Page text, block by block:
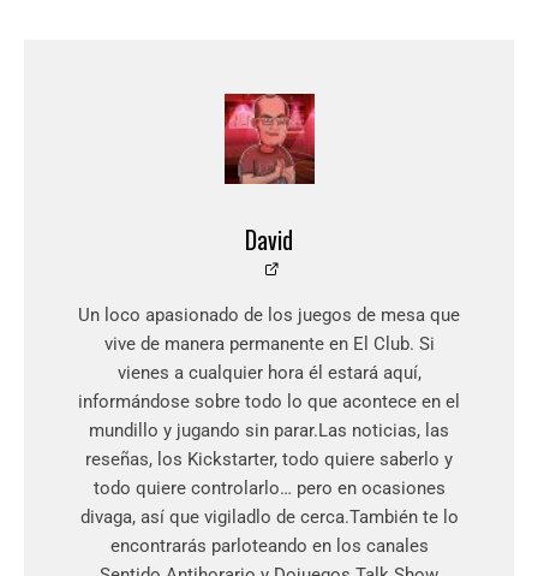
David
Un loco apasionado de los juegos de mesa que
vive de manera permanente en El Club. Si
vienes a cualquier hora él estará aquí,
informándose sobre todo lo que acontece en el
mundillo y jugando sin parar.Las noticias, las
reseñas, los Kickstarter, todo quiere saberlo y
todo quiere controlarlo… pero en ocasiones
divaga, así que vigiladlo de cerca.También te lo
encontrarás parloteando en los canales